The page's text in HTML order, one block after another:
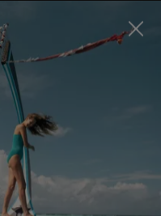
your experience
more comfortable.
ОТМЕНА